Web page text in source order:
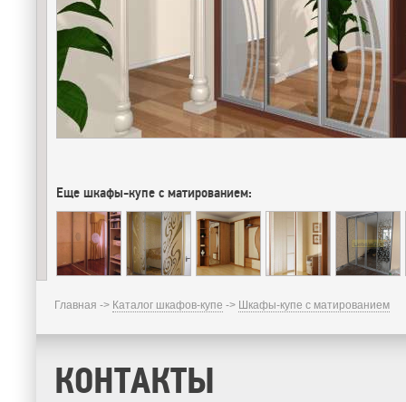
Еще шкафы-купе с матированием:
Главная -> Каталог шкафов-купе -> Шкафы-купе с матированием
КОНТАКТЫ